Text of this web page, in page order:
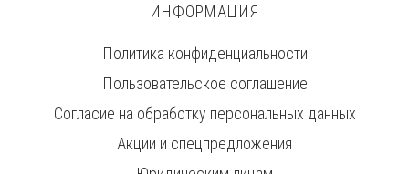
ИНФОРМАЦИЯ
Политика конфиденциальности
Пользовательское соглашение
Согласие на обработку персональных данных
Акции и спецпредложения